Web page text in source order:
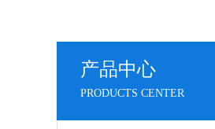
产品中心
PRODUCTS CENTER